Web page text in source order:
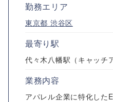
勤務エリア
東京都 渋谷区
最寄り駅
代々木八幡駅（キャッチ
業務内容
アパレル企業に特化した